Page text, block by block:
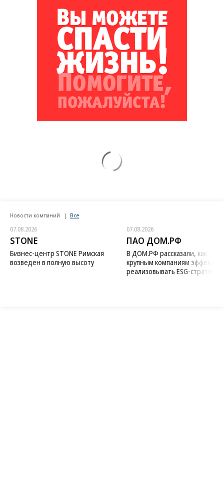
Новости компаний Все
07.08.2026
STONE
Бизнес-центр STONE Римская
возведен в полную высоту
07.08.2026
ПАО ДОМ.РФ
В ДОМ.РФ рассказали, как
крупным компаниям
реализовывать ESG-стратегию